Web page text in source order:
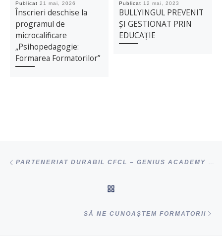
Publicat21 mai, 2026
Înscrieri deschise la
programul de
microcalificare
„Psihopedagogie:
Formarea Formatorilor”
Publicat 12 mai, 2023
BULLYINGUL PREVENIT
ȘI GESTIONAT PRIN
EDUCAȚIE
PARTENERIAT DURABIL CFCL – GENIUS ACADEMY ROMÂNIA
SĂ NE CUNOAȘTEM FORMATORII